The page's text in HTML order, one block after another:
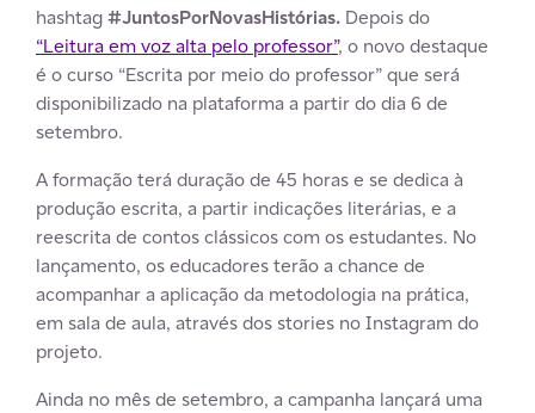
hashtag#JuntosPorNovasHistórias. Depois do
“Leitura em voz alta pelo professor”, o novo destaque
é o curso “Escrita por meio do professor” que será
disponibilizado na plataforma a partir do dia 6 de
setembro.
A formação terá duração de 45 horas e se dedica à
produção escrita, a partir indicações literárias, e a
reescrita de contos clássicos com os estudantes. No
lançamento, os educadores terão a chance de
acompanhar a aplicação da metodologia na prática,
em sala de aula, através dos stories no Instagram do
projeto.
Ainda no mês de setembro, a campanha lançará uma